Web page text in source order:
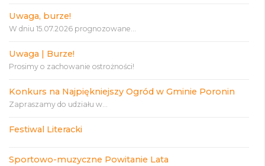
Uwaga, burze!
W dniu 15.07.2026 prognozowane...
Uwaga | Burze!
Prosimy o zachowanie ostrożności!
Konkurs na Najpiękniejszy Ogród w Gminie Poronin
Zapraszamy do udziału w...
Festiwal Literacki
Sportowo-muzyczne Powitanie Lata